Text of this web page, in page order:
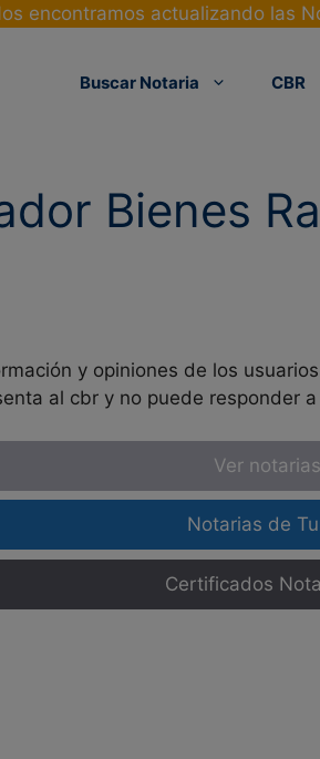
encontramos actualizando las
Buscar Notaria CBR
Bienes
y opiniones de los
al cbr y no puede responder
Ver notarias
Notarias de
Certificados